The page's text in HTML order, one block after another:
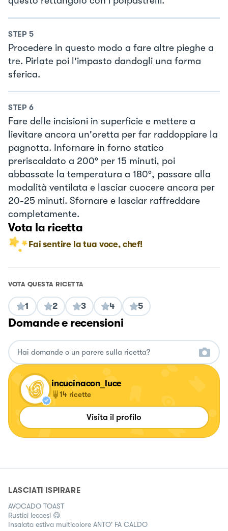
STEP 5
Procedere in questo modo a fare altre pieghe a
tre. Pirlate poi l'impasto dandogli una forma
sferica.
STEP 6
Fare delle incisioni in superficie e mettere a
lievitare ancora un'oretta per far raddoppiare la
pagnotta. Infornare in forno statico
preriscaldato a 200° per 15 minuti, poi
abbassate la temperatura a 180°, passare alla
modalità ventilata e lasciar cuocere ancora per
20-25 minuti. Sfornare e lasciar raffreddare
completamente.
Vota la ricetta
Fai sentire la tua voce, chef!
VOTA QUESTA RICETTA
1 2 3 4 5
Domande e recensioni
incucinacon_luce
14 ricette
Visita il profilo
LASCIATI ISPIRARE
AVOCADO TOAST
Rustici leccesi 😋
Insalata estiva multicolore ANTO' FA CALDO